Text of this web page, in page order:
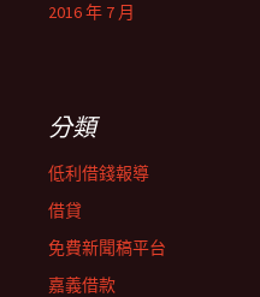
2016 年 7 月
分類
低利借錢報導
借貸
免費新聞稿平台
嘉義借款